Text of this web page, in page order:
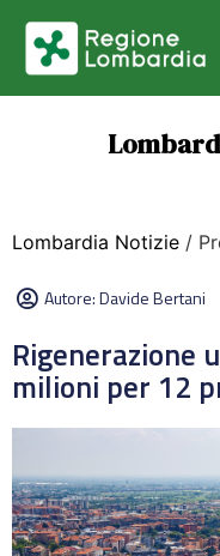
Lombardia Notizie /
Autore:Davide Bertani
Rigenerazione
milioni per 12